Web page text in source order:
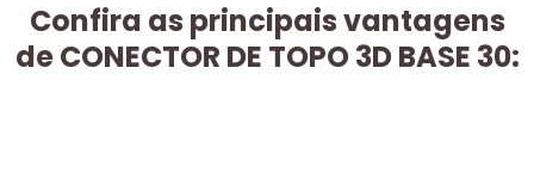
Confira as principais vantagens
de CONECTOR DE TOPO 3D BASE 30: